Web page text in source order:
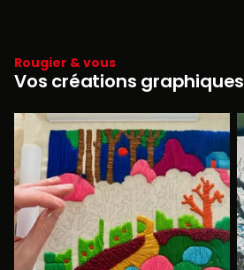
Rougier & vous
Vos créations graphiques